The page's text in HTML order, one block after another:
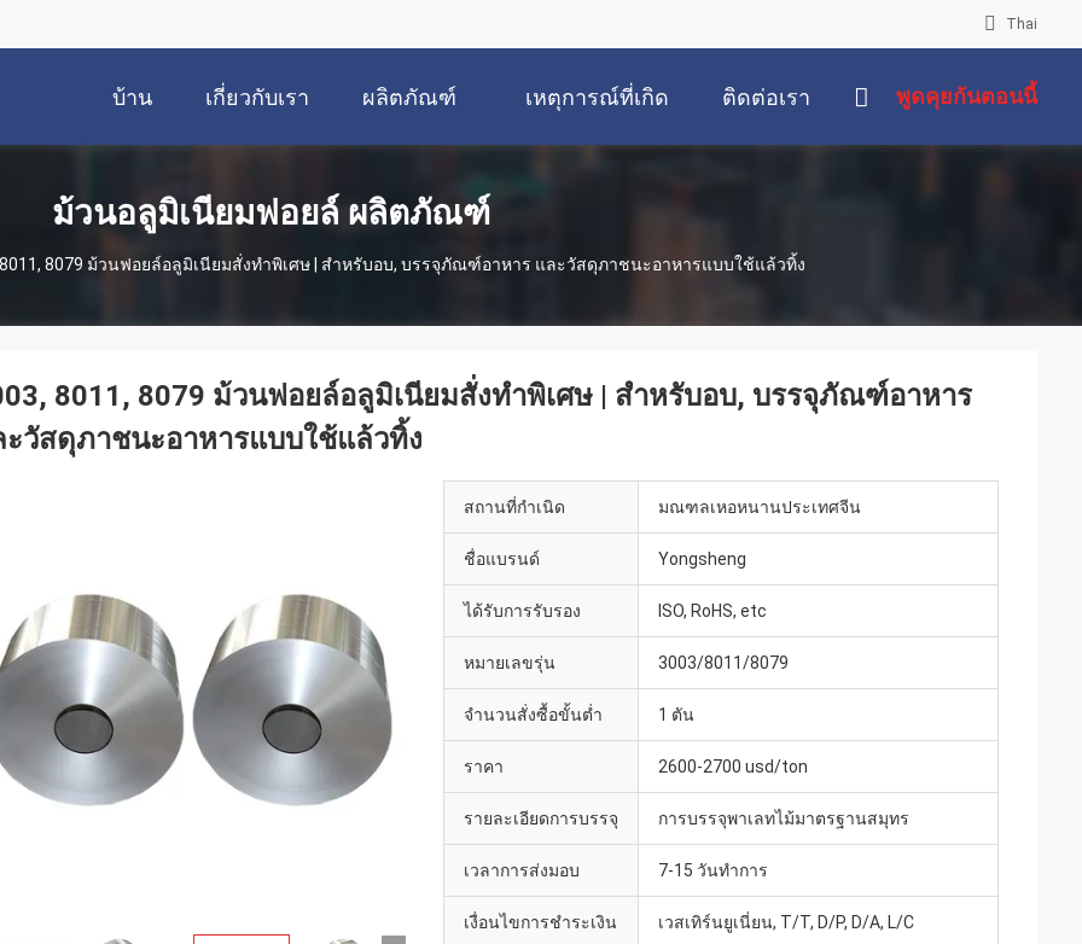
Thai
บ้าน เกี่ยวกับเรา ผลิตภัณฑ์ เหตุการณ์ที่เกิด ติดต่อเรา พูดคุยกันตอนนี้
ม้วนอลูมิเนียมฟอยล์ ผลิตภัณฑ์
8079 ม้วนฟอยล์อลูมิเนียมสั่งทำพิเศษ | สำหรับอบ, บรรจุภัณฑ์อาหาร และวัสดุภาชนะอาหารแบบใช้แล้วทิ้ง
8011, 8079 ม้วนฟอยล์อลูมิเนียมสั่งทำพิเศษ | สำหรับอบ, บรรจุภัณฑ์อาหาร
วัสดุภาชนะอาหารแบบใช้แล้วทิ้ง
สถานที่กำเนิด มณฑลเหอหนานประเทศจีน
ชื่อแบรนด์ Yongsheng
ได้รับการรับรอง ISO, RoHS, etc
หมายเลขรุ่น 3003/8011/8079
จำนวนสั่งซื้อขั้นต่ำ 1 ตัน
ราคา 2600-2700 usd/ton
รายละเอียดการบรรจุ การบรรจุพาเลทไม้มาตรฐานสมุทร
เวลาการส่งมอบ 7-15 วันทำการ
เงื่อนไขการชำระเงิน เวสเทิร์นยูเนี่ยน, T/T, D/P, D/A, L/C